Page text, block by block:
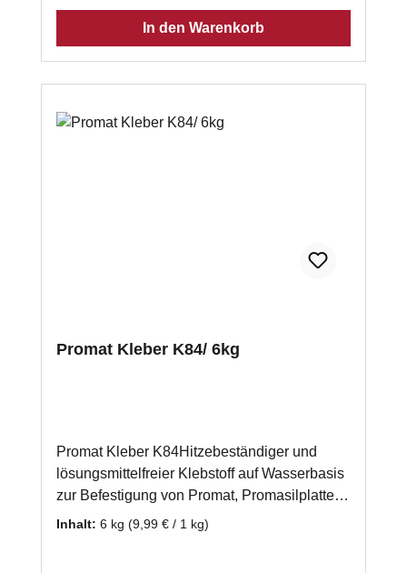
Promasilplatte.
In den Warenkorb
Promat Kleber K84/ 6kg
Promat Kleber K84Hitzebeständiger und
lösungsmittelfreier Klebstoff auf Wasserbasis
zur Befestigung von Promat, Promasilplatten
und Wärmedämmplatten. Auch zur
Inhalt: 6 kg (9,99 € / 1 kg)